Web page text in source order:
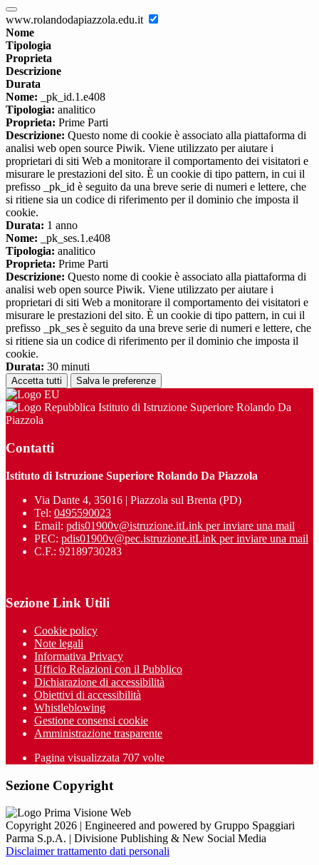
www.rolandodapiazzola.edu.it
Nome
Tipologia
Proprieta
Descrizione
Durata
Nome: _pk_id.1.e408
Tipologia: analitico
Proprieta: Prime Parti
Descrizione: Questo nome di cookie è associato alla piattaforma di
analisi web open source Piwik. Viene utilizzato per aiutare i
proprietari di siti Web a monitorare il comportamento dei visitatori e
misurare le prestazioni del sito. È un cookie di tipo pattern, in cui il
prefisso _pk_id è seguito da una breve serie di numeri e lettere, che
si ritiene sia un codice di riferimento per il dominio che imposta il
cookie.
Durata: 1 anno
Nome: _pk_ses.1.e408
Tipologia: analitico
Proprieta: Prime Parti
Descrizione: Questo nome di cookie è associato alla piattaforma di
analisi web open source Piwik. Viene utilizzato per aiutare i
proprietari di siti Web a monitorare il comportamento dei visitatori e
misurare le prestazioni del sito. È un cookie di tipo pattern, in cui il
prefisso _pk_ses è seguito da una breve serie di numeri e lettere, che
si ritiene sia un codice di riferimento per il dominio che imposta il
cookie.
Durata: 30 minuti
Accetta tutti Salva le preferenze
Istituto di Istruzione Superiore Rolando Da
Piazzola
Contatti
Istituto di Istruzione Superiore Rolando Da Piazzola
Via Dante 4, 35016 | Piazzola sul Brenta (PD)
Tel: 0495590023
Email: pdis01900v@istruzione.itLink per inviare una mail
PEC: pdis01900v@pec.istruzione.itLink per inviare una mail
C.F.: 92189730283
Sezione Link Utili
Cookie policy
Note legali
Informativa Privacy
Ufficio Relazioni con il Pubblico
Dichiarazione di accessibilità
Obiettivi di accessibilità
Whistleblowing
Gestione consensi cookie
Amministrazione trasparente
Pagina visualizzata 707 volte
Sezione Copyright
Copyright 2026 | Engineered and powered by Gruppo Spaggiari
Parma S.p.A. | Divisione Publishing & New Social Media
Disclaimer trattamento dati personali